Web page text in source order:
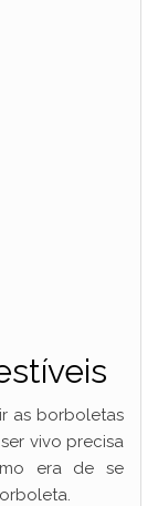
as borboletas
vivo precisa
era de se